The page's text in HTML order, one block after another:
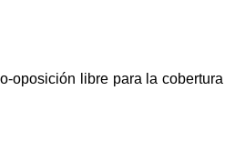
libre para la